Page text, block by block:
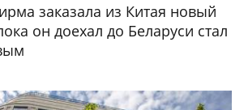
заказала из Китая новый
он доехал до Беларуси стал